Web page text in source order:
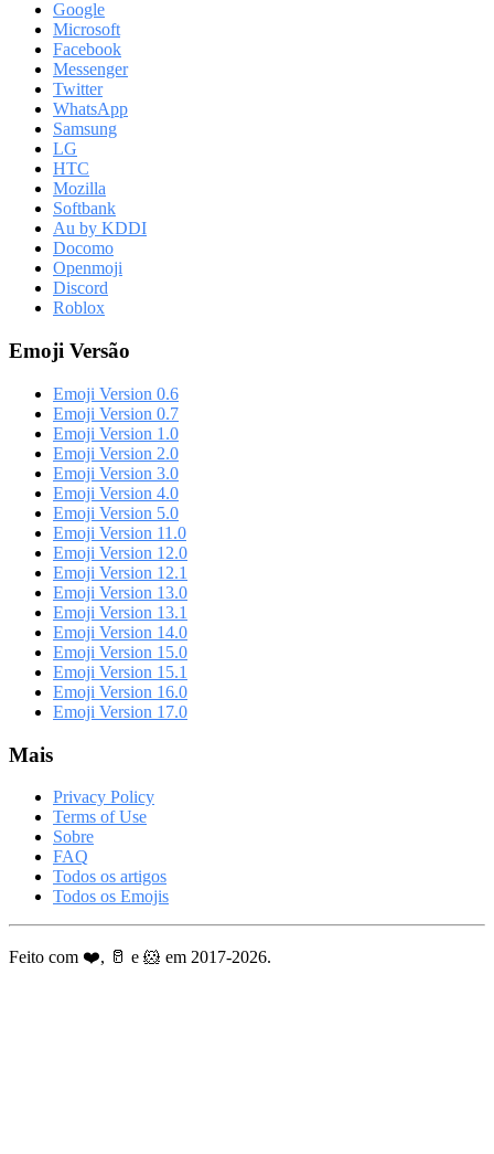
Google
Microsoft
Facebook
Messenger
Twitter
WhatsApp
Samsung
LG
HTC
Mozilla
Softbank
Au by KDDI
Docomo
Openmoji
Discord
Roblox
Emoji Versão
Emoji Version 0.6
Emoji Version 0.7
Emoji Version 1.0
Emoji Version 2.0
Emoji Version 3.0
Emoji Version 4.0
Emoji Version 5.0
Emoji Version 11.0
Emoji Version 12.0
Emoji Version 12.1
Emoji Version 13.0
Emoji Version 13.1
Emoji Version 14.0
Emoji Version 15.0
Emoji Version 15.1
Emoji Version 16.0
Emoji Version 17.0
Mais
Privacy Policy
Terms of Use
Sobre
FAQ
Todos os artigos
Todos os Emojis
Feito com ❤️, 🥛 e 🐹 em 2017-2026.